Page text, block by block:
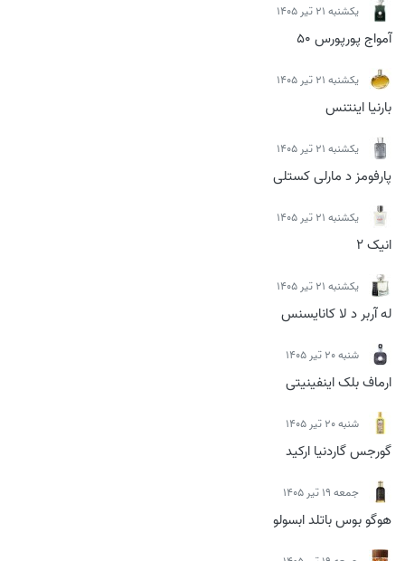
يكشنبه 21 تیر 1405
آمواج پورپورس 50
يكشنبه 21 تیر 1405
بارنیا اینتنس
يكشنبه 21 تیر 1405
پارفومز د مارلی کستلی
يكشنبه 21 تیر 1405
انیک 2
يكشنبه 21 تیر 1405
له آربر د لا کانایسنس
شنبه 20 تیر 1405
ارماف بلک اینفینیتی
شنبه 20 تیر 1405
گورجس گاردنیا ارکید
جمعه 19 تیر 1405
هوگو بوس باتلد ابسولو